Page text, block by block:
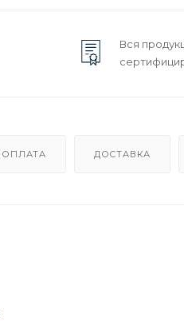
Вся
ОПЛАТА ДОСТАВКА